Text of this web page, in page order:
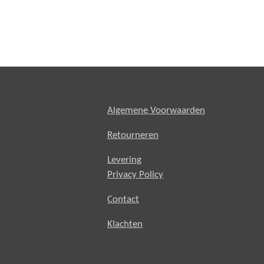
Algemene Voorwaarden
Retourneren
Levering
Privacy Policy
Contact
Klachten